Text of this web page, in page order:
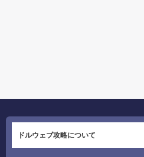
ドルウェブ攻略について